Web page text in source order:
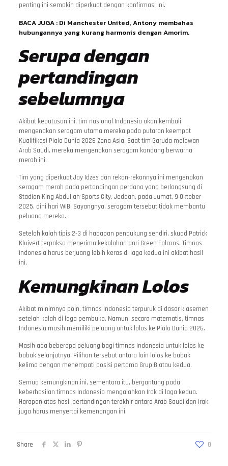
penting ini semakin diperkuat dengan konfirmasi ini.
BACA JUGA : Di Manchester United, Antony membahas
hubungannya yang kurang harmonis dengan Amorim.
Serupa dengan
pertandingan
sebelumnya
Akibat keputusan ini, tim nasional Indonesia akan kembali
mengenakan seragam utama mereka pada putaran keempat
Kualifikasi Piala Dunia 2026 Zona Asia. Saat tim Garuda melawan
Arab Saudi, mereka mengenakan seragam kandang berwarna
merah ini.
Tim yang diperkuat Jay Idzes dan rekan-rekannya ini mengenakan
seragam merah pada pertandingan perdana yang berlangsung di
Stadion King Abdullah Sports City, Jeddah, pada Jumat, 9 Oktober
2025, dini hari WIB. Sayangnya, seragam tersebut tidak membantu
peluang mereka.
Setelah kalah tipis 2-3 di hadapan pendukung sendiri, skuad Patrick
Kluivert terpaksa menerima kekalahan dari Green Falcons. Timnas
Indonesia harus berjuang lebih keras di laga kedua ini akibat hasil
ini.
Kemungkinan Lolos
Akibat minimnya poin, timnas Indonesia terpuruk di dasar klasemen
setelah kalah di laga pembuka. Namun, secara matematis, timnas
Indonesia masih memiliki peluang untuk lolos ke Piala Dunia 2026.
Masih ada beberapa peluang bagi timnas Indonesia untuk lolos ke
babak selanjutnya. Pilihan tersebut antara lain lolos ke babak
kelima dengan menempati posisi pertama Grup B atau kedua.
Semua kemungkinan ini, sementara itu, bergantung pada
keberhasilan timnas Indonesia mengalahkan Irak di laga kedua.
Harapan atas hasil pertandingan terakhir antara Arab Saudi dan Irak
juga harus menyertai kemenangan ini.
Share 0